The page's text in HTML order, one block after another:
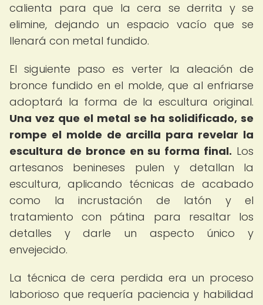
calienta para que la cera se derrita y se
elimine, dejando un espacio vacío que se
llenará con metal fundido.
El siguiente paso es verter la aleación de
bronce fundido en el molde, que al enfriarse
adoptará la forma de la escultura original.
Una vez que el metal se ha solidificado, se
rompe el molde de arcilla para revelar la
escultura de bronce en su forma final. Los
artesanos benineses pulen y detallan la
escultura, aplicando técnicas de acabado
como la incrustación de latón y el
tratamiento con pátina para resaltar los
detalles y darle un aspecto único y
envejecido.
La técnica de cera perdida era un proceso
laborioso que requería paciencia y habilidad